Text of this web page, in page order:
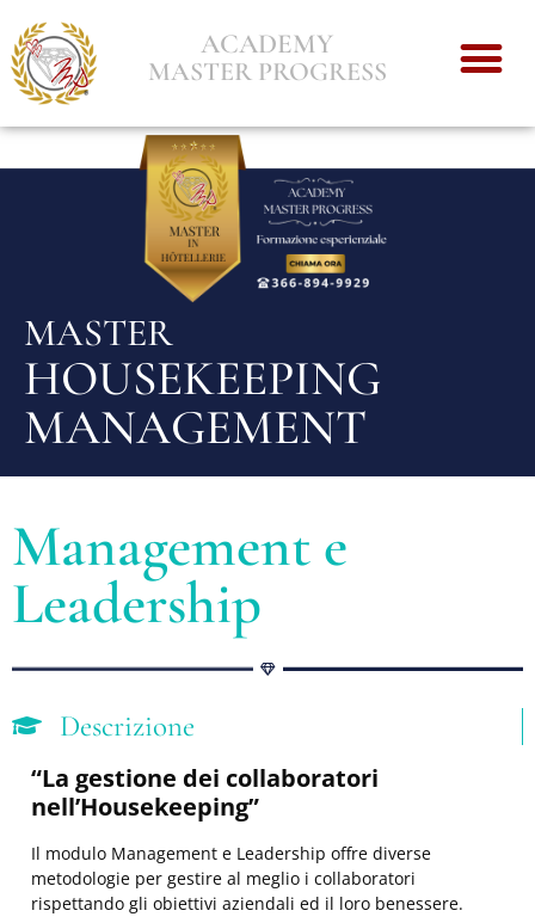
ACADEMY
MASTER PROGRESS
MASTER
HOUSEKEEPING
MANAGEMENT
Management e
Leadership
Descrizione
“La gestione dei collaboratori
nell’Housekeeping”
Il modulo Management e Leadership offre diverse
metodologie per gestire al meglio i collaboratori
rispettando gli obiettivi aziendali ed il loro benessere.